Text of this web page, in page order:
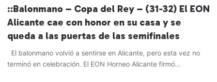
::Balonmano – Copa del Rey – (31-32) El EON
Alicante cae con honor en su casa y se
queda a las puertas de las semifinales
El balonmano volvió a sentirse en Alicante, pero esta vez no
terminó en celebración. El EON Horneo Alicante firmó…